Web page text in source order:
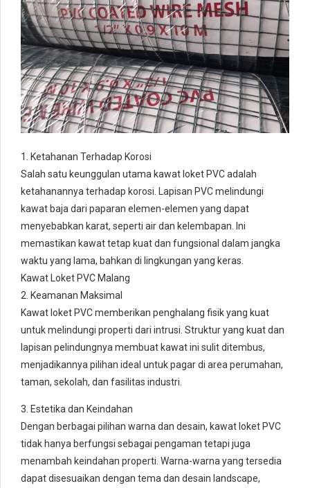
1. Ketahanan Terhadap Korosi
Salah satu keunggulan utama kawat loket PVC adalah
ketahanannya terhadap korosi. Lapisan PVC melindungi
kawat baja dari paparan elemen-elemen yang dapat
menyebabkan karat, seperti air dan kelembapan. Ini
memastikan kawat tetap kuat dan fungsional dalam jangka
waktu yang lama, bahkan di lingkungan yang keras.
Kawat Loket PVC Malang
2. Keamanan Maksimal
Kawat loket PVC memberikan penghalang fisik yang kuat
untuk melindungi properti dari intrusi. Struktur yang kuat dan
lapisan pelindungnya membuat kawat ini sulit ditembus,
menjadikannya pilihan ideal untuk pagar di area perumahan,
taman, sekolah, dan fasilitas industri.
3. Estetika dan Keindahan
Dengan berbagai pilihan warna dan desain, kawat loket PVC
tidak hanya berfungsi sebagai pengaman tetapi juga
menambah keindahan properti. Warna-warna yang tersedia
dapat disesuaikan dengan tema dan desain landscape,